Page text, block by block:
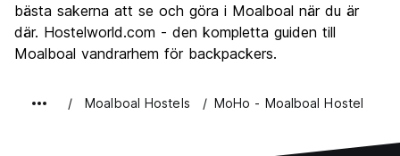
bästa sakerna att se och göra i Moalboal när du är
där. Hostelworld.com - den kompletta guiden till
Moalboal vandrarhem för backpackers.
Moalboal Hostels MoHo - Moalboal Hostel